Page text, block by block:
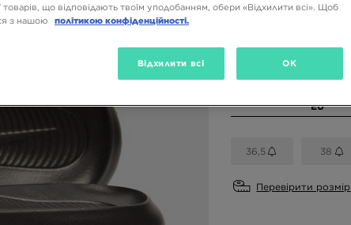
Доступні кольори
EU
36,5 38
Перевірити розмір
товарів, що відповідають твоїм уподобанням, обери «Відхилити всі». Щоб
з нашою
політикою конфіденційності.
Відхилити всі OK